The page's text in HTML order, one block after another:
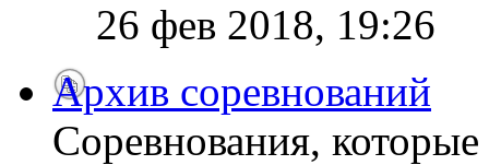
26 фев 2018, 19:26
Архив соревнований
Соревнования,